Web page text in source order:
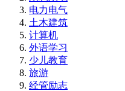
电力电气
土木建筑
计算机
外语学习
少儿教育
旅游
经管励志